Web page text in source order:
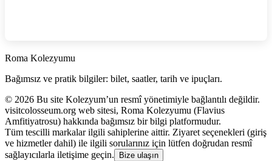
Roma Kolezyumu
Bağımsız ve pratik bilgiler: bilet, saatler, tarih ve ipuçları.
© 2026 Bu site Kolezyum’un resmî yönetimiyle bağlantılı değildir.
visitcolosseum.org web sitesi, Roma Kolezyumu (Flavius
Amfitiyatrosu) hakkında bağımsız bir bilgi platformudur.
Tüm tescilli markalar ilgili sahiplerine aittir. Ziyaret seçenekleri (giriş
ve hizmetler dahil) ile ilgili sorularınız için lütfen doğrudan resmî
sağlayıcılarla iletişime geçin.
Bize ulaşın